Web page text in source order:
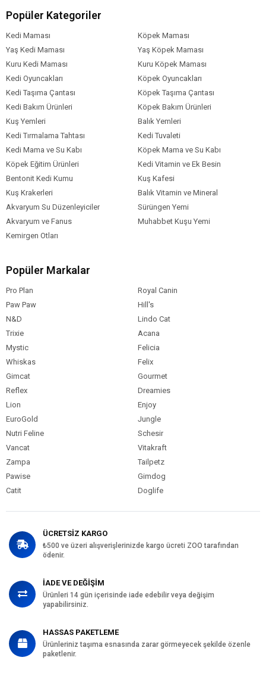
Lezzetli ve Çekici Tat
Kedinizin severek tüketeceği bir mama olan King Kuzu Etli ve
Pirinçli, kuzu eti ve ciğer aromasıyla iştah açar. Özellikle iştahsız
kediler için harika bir alternatif olan bu mama, doğal ve çekici
aromasıyla kedinizi beslenmeye teşvik eder. Düzenli beslenme
alışkanlıklarını destekler ve mamanın besin değerlerinin tam olarak
alınmasını sağlar.
Dengeli ve Tam Beslenme
günlük besin ihtiyaçlarını karşılamak için tasarlanmıştır. Tüm gerekli
vitamin, mineral, amino asit ve yağ asitlerini dengeli bir şekilde
içerir. Böylece kedinizin sağlıklı bir yaşam sürmesi için gereken tüm
besin ögelerini sağlar.
King Kuzu Etli ve Pirinçli Yetişkin Kedi Maması
İçindekiler
Buğday
Mısır
İşlenmiş kuzu proteini
Buğday kepeği
Hayvansal yağ
Kurutulmuş şeker pancarı
Ciğer aroması
Keten tohumu
Tuz
İlaveler (her kg için)
Vitamin D: 1,000 IU/kg
Vitamin E: 150 mg/kg
Vitamin C: 120 mg/kg
Yağ: %10
Lif: %2.5
Kül: %8
Kalsiyum: %1.5
Fosfor: %1.0
Popüler Kategoriler
Kedi Maması
Köpek Maması
Yaş Kedi Maması
Yaş Köpek Maması
Kuru Kedi Maması
Kuru Köpek Maması
Kedi Oyuncakları
Köpek Oyuncakları
Kedi Taşıma Çantası
Köpek Taşıma Çantası
Kedi Bakım Ürünleri
Köpek Bakım Ürünleri
Kuş Yemleri
Balık Yemleri
Kedi Tırmalama Tahtası
Kedi Tuvaleti
Kedi Mama ve Su Kabı
Köpek Mama ve Su Kabı
Köpek Eğitim Ürünleri
Kedi Vitamin ve Ek Besin
Bentonit Kedi Kumu
Kuş Kafesi
Kuş Krakerleri
Balık Vitamin ve Mineral
Akvaryum Su Düzenleyiciler
Sürüngen Yemi
Akvaryum ve Fanus
Muhabbet Kuşu Yemi
Kemirgen Otları
Popüler Markalar
Pro Plan
Royal Canin
Paw Paw
Hill's
N&D
Lindo Cat
Trixie
Acana
Mystic
Felicia
Whiskas
Felix
Gimcat
Gourmet
Reflex
Dreamies
Lion
Enjoy
EuroGold
Jungle
Nutri Feline
Schesir
Vancat
Vitakraft
Zampa
Tailpetz
Pawise
Gimdog
Catit
Doglife
ÜCRETSİZ KARGO
₺500 ve üzeri alışverişlerinizde kargo ücreti ZOO tarafından
ödenir.
İADE VE DEĞİŞİM
Ürünleri 14 gün içerisinde iade edebilir veya değişim
yapabilirsiniz.
HASSAS PAKETLEME
Ürünleriniz taşıma esnasında zarar görmeyecek şekilde özenle
paketlenir.